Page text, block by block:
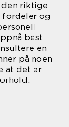
den riktige
fordeler og
best
en
på noen
at det er